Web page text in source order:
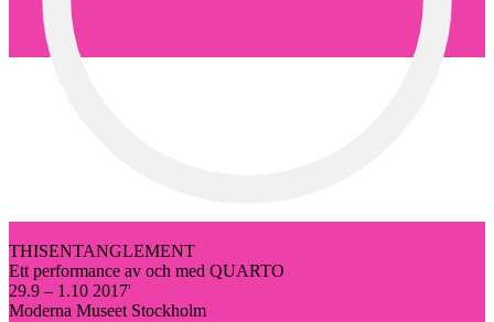
THISENTANGLEMENT
Ett performance av och med QUARTO
29.9 – 1.10 2017'
Moderna Museet Stockholm